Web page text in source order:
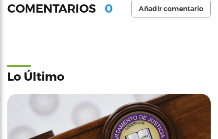
COMENTARIOS 0 Añadir comentario
Lo Último